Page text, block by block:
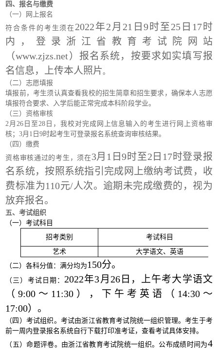
四、报名与缴费
（一）网上报名
符合条件的考生须在 2022年2月21日9时至25日17时
内，登录浙江省教育考试院网站
（www.zjzs.net）报名系统，按要求如实填写报
名信息，上传本人照片。
（二）志愿填报
填报前，考生须认真查看我校的招生简章和招生要求，确保本人志愿
填报符合要求、入学后能正常完成本科阶段学业。
（三）资格审核
2月26日至28日，我校对完成网上信息输入的考生进行网上资格审
核；3月1日9时起考生可登录报名系统查询审核结果。
（四）缴费
资格审核通过的考生，须在 3月1日9时至2日17时登录报
名系统，按照系统指引完成网上缴纳考试费，收
费标准为110元/人次。逾期未完成缴费的，视为
放弃报名。
五、考试组织
（一）考试科目
招考类别
考试科目
艺术
大学语文、英语
（二）各科分值：满分均为150分。
（三）考试日期：2022年3月26日，上午考大学语文
（9:00～11:30），下午考英语（14:30～
17:00）。
（四）考试组织。考试由浙江省教育考试院统一组织管理。考生于考
前一周内登录报名系统自行下载打印准考证，查看考试具体安排。
（五）命题评卷。由浙江省教育考试院统一组织。公布成绩时间为4